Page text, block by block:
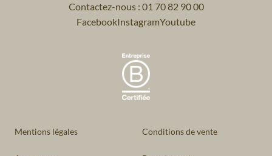
Contactez-nous : 01 70 82 90 00
FacebookInstagramYoutube
Mentions légales Conditions de vente